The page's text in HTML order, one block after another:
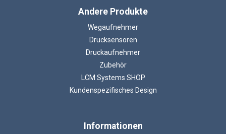
Andere Produkte
Wegaufnehmer
Drucksensoren
Druckaufnehmer
Zubehör
LCM Systems SHOP
Kundenspezifisches Design
Informationen